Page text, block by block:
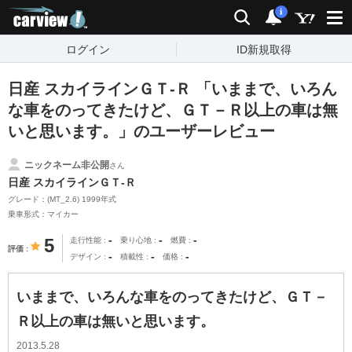
検索 通知
i
ログイン ID新規取得
日産 スカイラインＧＴ‐Ｒ 「いままで、いろん
な車をのってきたけど、ＧＴ－Ｒ以上の車は無
いと思います。」のユーザーレビュー
ニックネーム非公開さん
日産 スカイラインＧＴ‐Ｒ
グレード：(MT_2.6) 1999年式
乗車形式：マイカー
評価 5 走行性能 - 乗り心地 - 燃費 -
デザイン - 積載性 - 価格 -
いままで、いろんな車をのってきたけど、ＧＴ－
Ｒ以上の車は無いと思います。
2013.5.28